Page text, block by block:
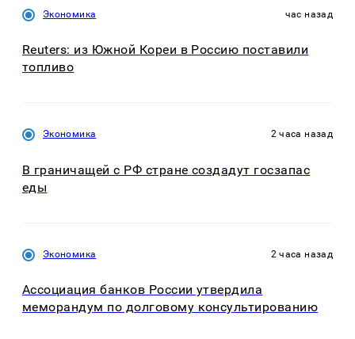
Экономика час назад
Reuters: из Южной Кореи в Россию поставили
топливо
Экономика 2 часа назад
В граничащей с РФ стране создадут госзапас
еды
Экономика 2 часа назад
Ассоциация банков России утвердила
меморандум по долговому консультированию